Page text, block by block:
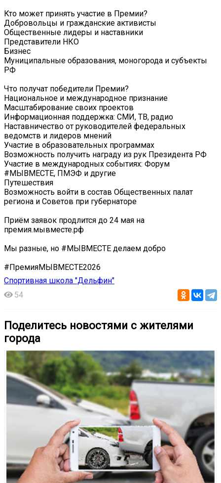
Кто может принять участие в Премии?
Добровольцы и гражданские активисты
Общественные лидеры и наставники
Представители НКО
Бизнес
Муниципальные образования, моногорода и субъекты
РФ
Что получат победители Премии?
Национальное и международное признание
Масштабирование своих проектов
Информационная поддержка: СМИ, ТВ, радио
Наставничество от руководителей федеральных
ведомств и лидеров мнений
Участие в образовательных программах
Возможность получить награду из рук Президента РФ
Участие в международных событиях: Форум
#МЫВМЕСТЕ, ПМЭФ и другие
Путешествия
Возможность войти в состав Общественных палат
региона и Советов при губернаторе
Приём заявок продлится до 24 мая на
премия.мывместе.рф
Мы разные, но #МЫВМЕСТЕ делаем добро
#ПремияМЫВМЕСТЕ2026
Спортивная школа "Дельфин"
54
Поделитесь новостями с жителями
города